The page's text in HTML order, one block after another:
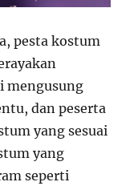
pesta kostum
mengusung
dan peserta
yang sesuai
yang
seperti